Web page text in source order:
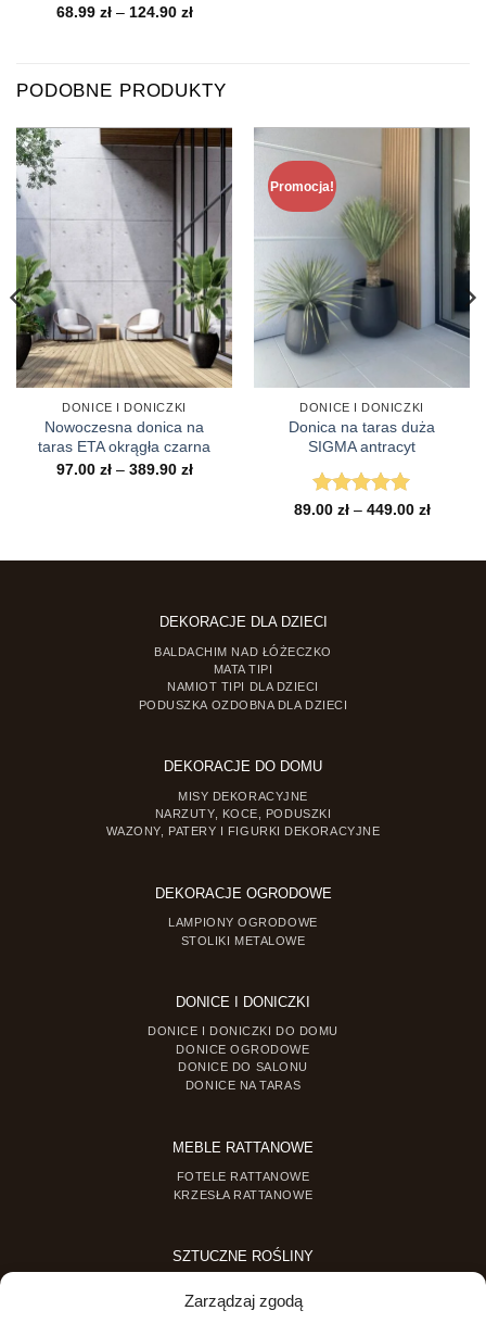
Zarządzaj zgodą
68.99 zł – 124.90 złZakres
124.90 zł
PODOBNE PRODUKTY
DONICE I DONICZKI
Nowoczesna donica na
taras ETA okrągła czarna
97.00 zł – 389.90 złZakres
Promocja!
DONICE I DONICZKI
Donica na taras duża
SIGMA antracyt
Oceniono5
89.00 zł – 449.00 złZakres
DEKORACJE DLA DZIECI
BALDACHIM NAD ŁÓŻECZKO
MATA TIPI
NAMIOT TIPI DLA DZIECI
PODUSZKA OZDOBNA DLA DZIECI
DEKORACJE DO DOMU
MISY DEKORACYJNE
NARZUTY, KOCE, PODUSZKI
WAZONY, PATERY I FIGURKI DEKORACYJNE
DEKORACJE OGRODOWE
LAMPIONY OGRODOWE
STOLIKI METALOWE
DONICE I DONICZKI
DONICE I DONICZKI DO DOMU
DONICE OGRODOWE
DONICE DO SALONU
DONICE NA TARAS
MEBLE RATTANOWE
FOTELE RATTANOWE
KRZESŁA RATTANOWE
SZTUCZNE ROŚLINY
SZTUCZNE ROŚLINY DONICZKOWE